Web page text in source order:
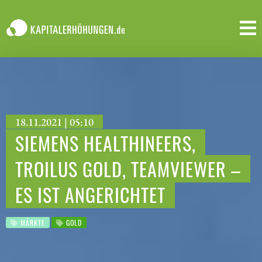
18.11.2021 | 05:10
SIEMENS HEALTHINEERS,
TROILUS GOLD, TEAMVIEWER –
ES IST ANGERICHTET
MÄRKTE GOLD